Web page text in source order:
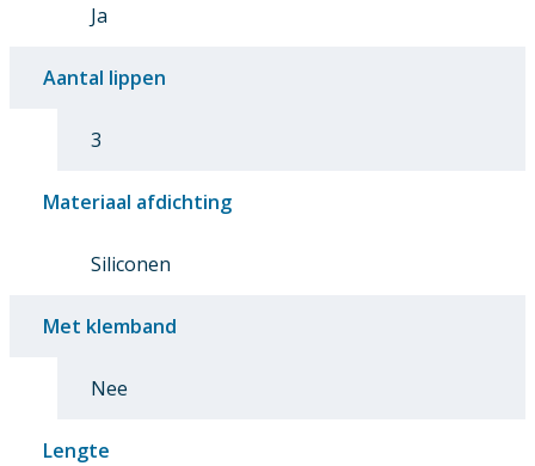
Ja
Aantal lippen
3
Materiaal afdichting
Siliconen
Met klemband
Nee
Lengte